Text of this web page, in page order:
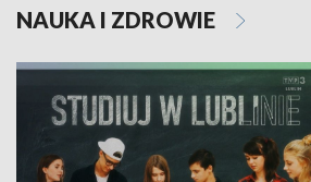
NAUKA I ZDROWIE